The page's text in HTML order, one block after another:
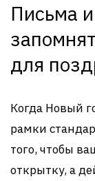
Письма
для
Когда Новый
рамки
того, чтобы
открытку, а